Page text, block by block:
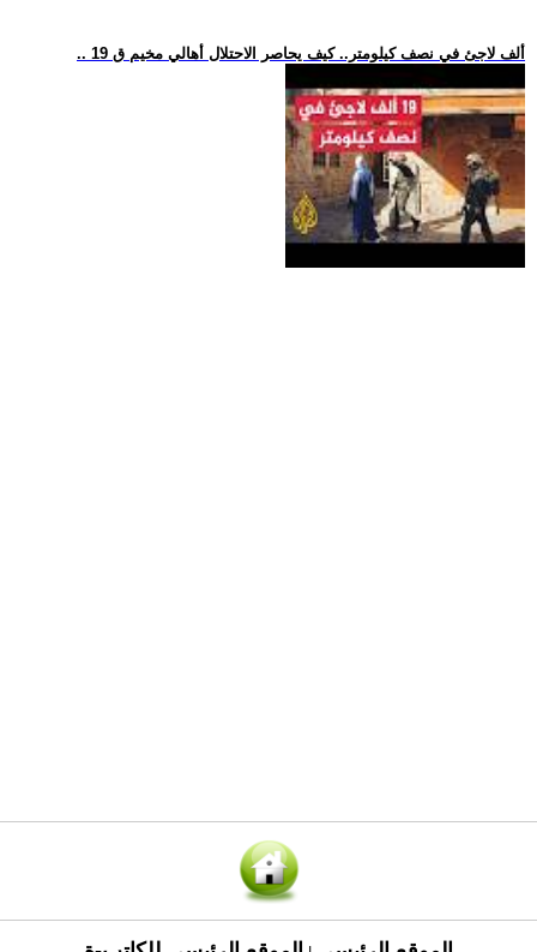
.. 19 ألف لاجئ في نصف كيلومتر.. كيف يحاصر الاحتلال أهالي مخيم ق